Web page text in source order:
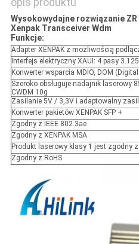
O
WYCENĘ
SITEMAP
POLITYKA
PRYWATNOŚCI
Wysokowydajne rozwiązanie ZR
Xenpak Transceiver Wdm
Funkcje:
Adapter XENPAK z możliwością
Interfejs elektryczny XAUI: 4 pasy
Konwerter wsparcia MDIO, DOM
Szeroko obsługuje nadajnik laserowy
CWDM 10g
Zasilanie 5V / 3,3V i adaptowalny
Konwerter pakietów XENPAK SFP +
Zgodny z IEEE 802.3ae
Zgodny z XENPAK MSA
Produkt laserowy klasy 1 jest zgodny
Zgodny z RoHS